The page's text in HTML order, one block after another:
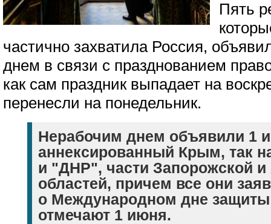
Пять
частично захватила Россия,
днем в связи с празднованием
как сам праздник выпадает на
перенесли на понедельник.
Нерабочим днем объявили 1
аннексированный Крым, так
и "ДНР", части Запорожской и
областей, причем все они
о Международном дне защиты
отмечают 1 июня.